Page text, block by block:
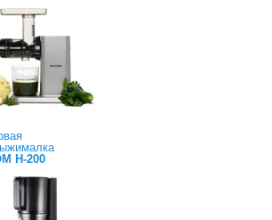
H-200